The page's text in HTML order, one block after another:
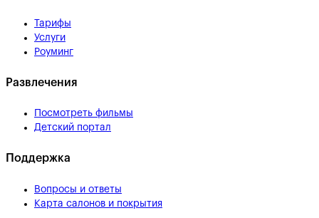
Тарифы
Услуги
Роуминг
Развлечения
Посмотреть фильмы
Детский портал
Поддержка
Вопросы и ответы
Карта салонов и покрытия